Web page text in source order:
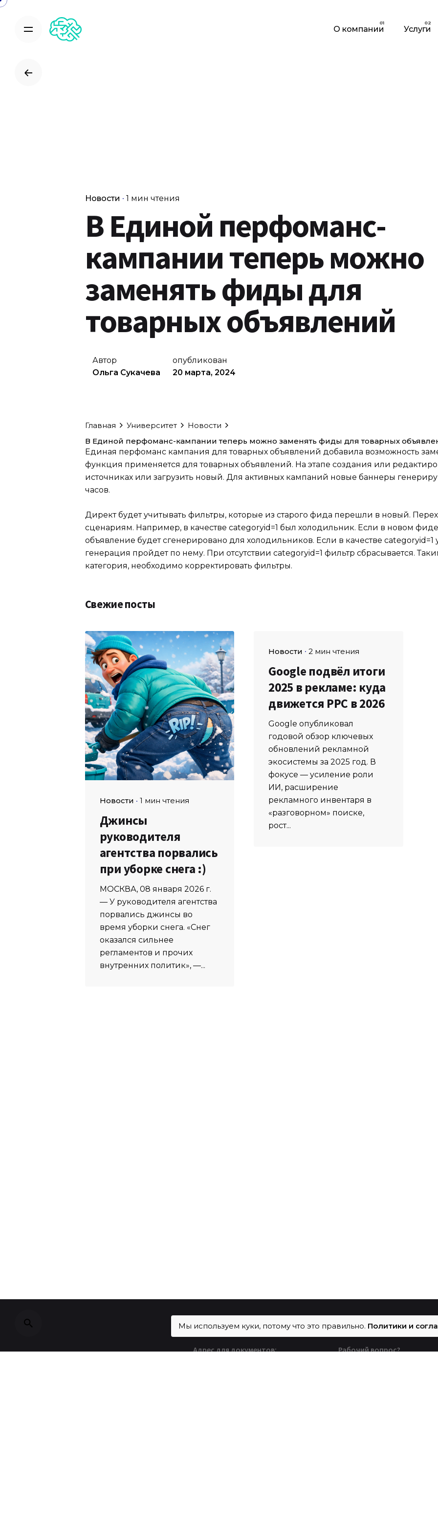
Skip
content
О компании Услуги
Новости 1 мин чтения
В Единой перфоманс-
кампании теперь можно
заменять фиды для
товарных объявлений
Автор
Ольга Сукачева
опубликован
20 марта, 2024
Главная Университет
Новости
В Единой перфоманс-кампании теперь можно заменять фиды для товарных
Единая перфоманс кампания для товарных объявлений добавила возможность
функция применяется для товарных объявлений. На этапе создания или
источниках или загрузить новый. Для активных кампаний новые баннеры
часов.
Директ будет учитывать фильтры, которые из старого фида перешли в новый.
сценариям. Например, в качестве categoryid=1 был холодильник. Если в новом фиде
объявление будет сгенерировано для холодильников. Если в качестве categoryid=1
генерация пройдет по нему. При отсутствии categoryid=1 фильтр сбрасывается.
категория, необходимо корректировать фильтры.
Свежие посты
Новости 1 мин чтения
Джинсы
руководителя
агентства порвались
при уборке снега :)
МОСКВА, 08 января 2026 г.
— У руководителя агентства
порвались джинсы во
время уборки снега. «Снег
оказался сильнее
регламентов и прочих
внутренних политик», —...
Новости 2 мин чтения
Google подвёл итоги
2025 в рекламе: куда
движется PPC в 2026
Google опубликовал
годовой обзор ключевых
обновлений рекламной
экосистемы за 2025 год. В
фокусе — усиление роли
ИИ, расширение
рекламного инвентаря в
«разговорном» поиске,
рост...
Адрес для документов: Рабочий вопрос?
Мы используем куки, потому что это правильно. Политики и